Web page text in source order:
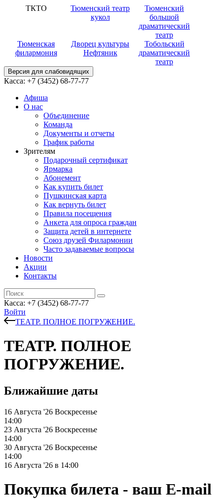
ТКТО
Тюменский театр
кукол
Тюменский
большой
драматический
театр
Тюменская
филармония
Дворец культуры
Нефтяник
Тобольский
драматический
театр
Версия для слабовидящих
Касса: +7 (3452) 68-77-77
Афиша
О нас
Объединение
Команда
Документы и отчеты
График работы
Зрителям
Подарочный сертификат
Ярмарка
Абонемент
Как купить билет
Пушкинская карта
Как вернуть билет
Правила посещения
Анкета для опроса граждан
Защита детей в интернете
Союз друзей Филармонии
Часто задаваемые вопросы
Новости
Акции
Контакты
Касса: +7 (3452) 68-77-77
Войти
ТЕАТР. ПОЛНОЕ ПОГРУЖЕНИЕ.
ТЕАТР. ПОЛНОЕ
ПОГРУЖЕНИЕ.
Ближайшие даты
16 Августа '26 Воскресенье
14:00
23 Августа '26 Воскресенье
14:00
30 Августа '26 Воскресенье
14:00
16 Августа '26 в 14:00
Покупка билета - ваш E-mail